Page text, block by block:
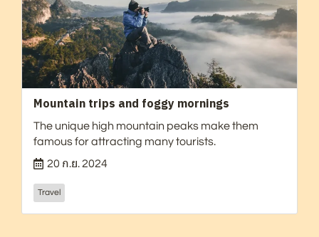
Mountain trips and foggy mornings
The unique high mountain peaks make them
famous for attracting many tourists.
20 ก.ย. 2024
Travel